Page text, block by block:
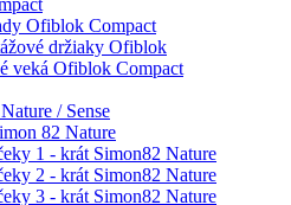
Ofiblok Compact
držiaky Ofiblok
veká Ofiblok Compact
/ Sense
82 Nature
1 - krát Simon82 Nature
2 - krát Simon82 Nature
3 - krát Simon82 Nature